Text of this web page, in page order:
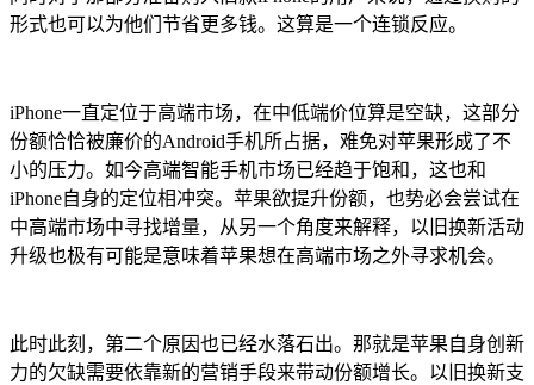
形式也可以为他们节省更多钱。这算是一个连锁反应。
iPhone一直定位于高端市场，在中低端价位算是空缺，这部分
份额恰恰被廉价的Android手机所占据，难免对苹果形成了不
小的压力。如今高端智能手机市场已经趋于饱和，这也和
iPhone自身的定位相冲突。苹果欲提升份额，也势必会尝试在
中高端市场中寻找增量，从另一个角度来解释，以旧换新活动
升级也极有可能是意味着苹果想在高端市场之外寻求机会。
此时此刻，第二个原因也已经水落石出。那就是苹果自身创新
力的欠缺需要依靠新的营销手段来带动份额增长。以旧换新支